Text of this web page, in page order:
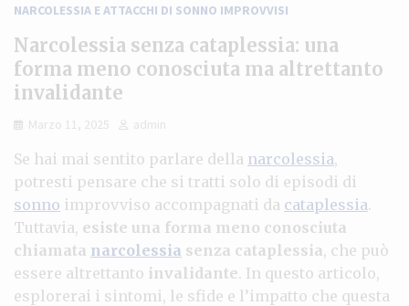
NARCOLESSIA E ATTACCHI DI SONNO IMPROVVISI
Narcolessia senza cataplessia: una
forma meno conosciuta ma altrettanto
invalidante
Marzo 11, 2025 admin
Se hai mai sentito parlare della narcolessia,
potresti pensare che si tratti solo di episodi di
sonno improvviso accompagnati da cataplessia.
Tuttavia, esiste una forma meno conosciuta
chiamata narcolessia senza cataplessia, che può
essere altrettanto invalidante. In questo articolo,
esplorerai i sintomi, le sfide e l’impatto che questa